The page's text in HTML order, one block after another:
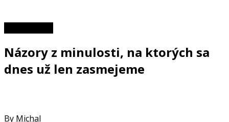
Názory z minulosti, na ktorých sa
dnes už len zasmejeme
By Michal